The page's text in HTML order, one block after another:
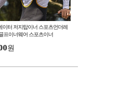
이터 저지탑이너 스포츠언더레
프이너웨어 스포츠이너
원